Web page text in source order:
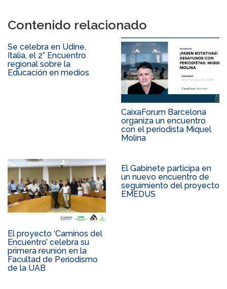
Contenido relacionado
Se celebra en Udine,
Italia, el 2° Encuentro
regional sobre la
Educación en medios
CaixaForum Barcelona
organiza un encuentro
con el periodista Miquel
Molina
El proyecto ‘Caminos del
Encuentro’ celebra su
primera reunión en la
Facultad de Periodismo
de la UAB
El Gabinete participa en
un nuevo encuentro de
seguimiento del proyecto
EMEDUS